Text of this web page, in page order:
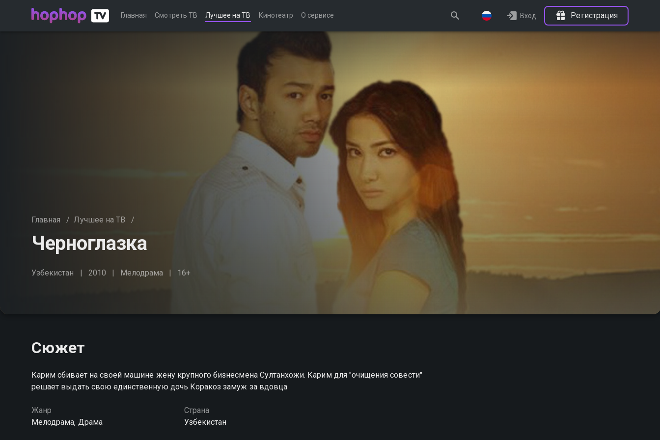
Главная Смотреть ТВ Лучшее на ТВ Кинотеатр О сервисе Вход Регистрация
Главная / Лучшее на ТВ /
Черноглазка
Узбекистан 2010 Мелодрама 16+
Сюжет
Карим сбивает на своей машине жену крупного бизнесмена Султанхожи. Карим для "очищения совести"
решает выдать свою единственную дочь Коракоз замуж за вдовца
Жанр
Мелодрама, Драма
Страна
Узбекистан